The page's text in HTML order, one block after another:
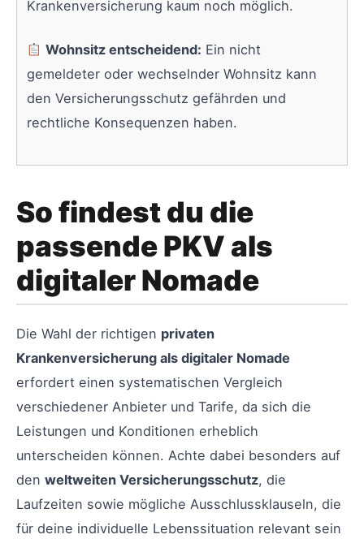
Krankenversicherung kaum noch möglich.
Wohnsitz entscheidend: Ein nicht
gemeldeter oder wechselnder Wohnsitz kann
den Versicherungsschutz gefährden und
rechtliche Konsequenzen haben.
So findest du die
passende PKV als
digitaler Nomade
Die Wahl der richtigen privaten
Krankenversicherung als digitaler Nomade
erfordert einen systematischen Vergleich
verschiedener Anbieter und Tarife, da sich die
Leistungen und Konditionen erheblich
unterscheiden können. Achte dabei besonders auf
den weltweiten Versicherungsschutz, die
Laufzeiten sowie mögliche Ausschlussklauseln, die
für deine individuelle Lebenssituation relevant sein